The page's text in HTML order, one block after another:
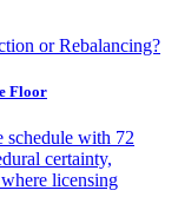
or Rebalancing?
Floor
with 72
certainty,
licensing